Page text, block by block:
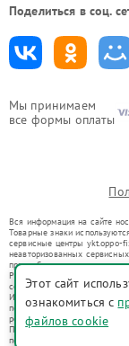
Мы принимаем
все формы оплаты
Поделиться в соц.
Вся информация на сайте
Товарные знаки
сервисные центры ykt.oppo-
неавторизованных
правообладателями
Ремонт осуществляется для
со статьей 1487 ГК РФ.
Использование товарных
потребителей в
ремонту техники указанных
Представленная на сайте
положениями Статьи 437(2)
Этот сайт
ознакомиться с
файлов cookie